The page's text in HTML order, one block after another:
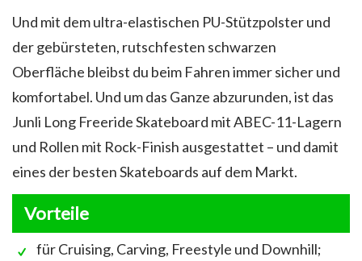
Und mit dem ultra-elastischen PU-Stützpolster und
der gebürsteten, rutschfesten schwarzen
Oberfläche bleibst du beim Fahren immer sicher und
komfortabel. Und um das Ganze abzurunden, ist das
Junli Long Freeride Skateboard mit ABEC-11-Lagern
und Rollen mit Rock-Finish ausgestattet – und damit
eines der besten Skateboards auf dem Markt.
Vorteile
für Cruising, Carving, Freestyle und Downhill;